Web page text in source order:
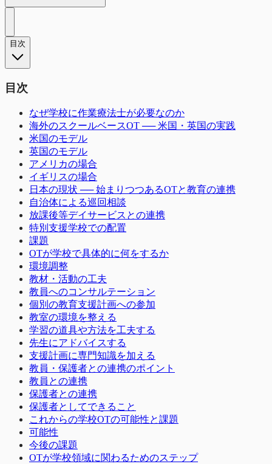
目次
目次
なぜ学校に作業療法士が必要なのか
海外のスクールベースOT ── 米国・英国の実践
米国のモデル
英国のモデル
アメリカの場合
イギリスの場合
日本の現状 ── 始まりつつあるOTと教育の連携
自治体による巡回相談
放課後等デイサービスとの連携
特別支援学校での配置
課題
OTが学校で具体的に何をするか
環境調整
教材・活動の工夫
教員へのコンサルテーション
個別の教育支援計画への参加
教室の環境を整える
学習の道具や方法を工夫する
先生にアドバイスする
支援計画に専門知識を加える
教員・保護者との連携のポイント
教員との連携
保護者との連携
保護者としてできること
これからの学校OTの可能性と課題
可能性
今後の課題
OTが学校領域に関わるためのステップ